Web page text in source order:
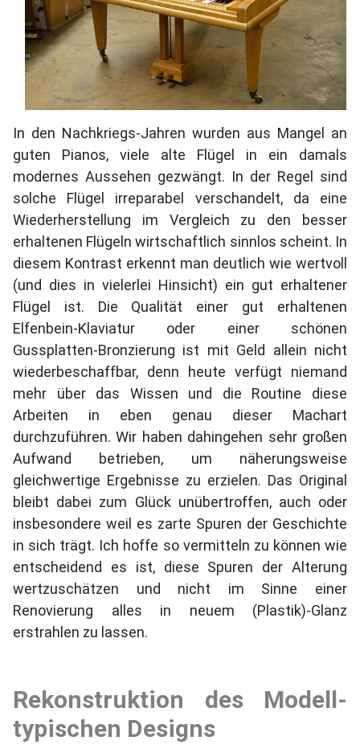
In den Nachkriegs-Jahren wurden aus Mangel an
guten Pianos, viele alte Flügel in ein damals
modernes Aussehen gezwängt. In der Regel sind
solche Flügel irreparabel verschandelt, da eine
Wiederherstellung im Vergleich zu den besser
erhaltenen Flügeln wirtschaftlich sinnlos scheint. In
diesem Kontrast erkennt man deutlich wie wertvoll
(und dies in vielerlei Hinsicht) ein gut erhaltener
Flügel ist. Die Qualität einer gut erhaltenen
Elfenbein-Klaviatur oder einer schönen
Gussplatten-Bronzierung ist mit Geld allein nicht
wiederbeschaffbar, denn heute verfügt niemand
mehr über das Wissen und die Routine diese
Arbeiten in eben genau dieser Machart
durchzuführen. Wir haben dahingehen sehr großen
Aufwand betrieben, um näherungsweise
gleichwertige Ergebnisse zu erzielen. Das Original
bleibt dabei zum Glück unübertroffen, auch oder
insbesondere weil es zarte Spuren der Geschichte
in sich trägt. Ich hoffe so vermitteln zu können wie
entscheidend es ist, diese Spuren der Alterung
wertzuschätzen und nicht im Sinne einer
Renovierung alles in neuem (Plastik)-Glanz
erstrahlen zu lassen.
Rekonstruktion des Modell-
typischen Designs